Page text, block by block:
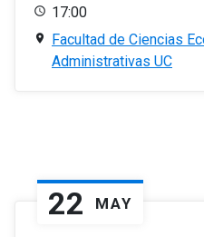
17:00
Facultad de Ciencias
Administrativas UC
22 MAY